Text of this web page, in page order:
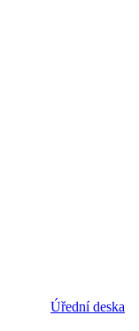
Úřední deska